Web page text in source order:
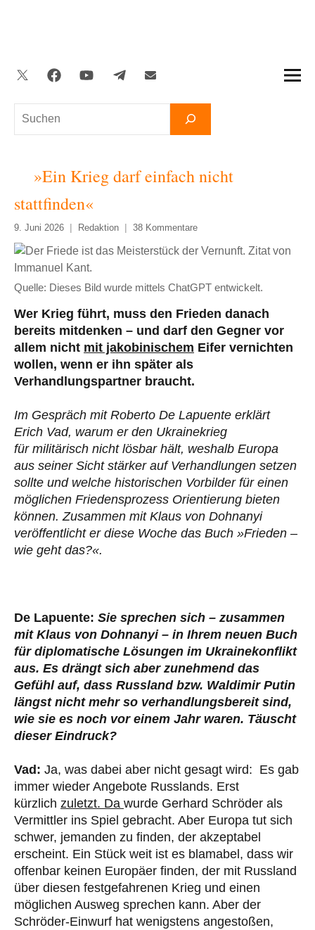
Suchen
Twitter FacebookYouTubeTelegramNewsletter
»Ein Krieg darf einfach nicht
stattfinden«
9. Juni 2026 Redaktion 38 Kommentare
Quelle: Dieses Bild wurde mittels ChatGPT entwickelt.
Wer Krieg führt, muss den Frieden danach
bereits mitdenken – und darf den Gegner vor
allem nicht mit jakobinischem Eifer vernichten
wollen, wenn er ihn später als
Verhandlungspartner braucht.
Im Gespräch mit Roberto De Lapuente erklärt
Erich Vad, warum er den Ukrainekrieg
für militärisch nicht lösbar hält, weshalb Europa
aus seiner Sicht stärker auf Verhandlungen setzen
sollte und welche historischen Vorbilder für einen
möglichen Friedensprozess Orientierung bieten
können. Zusammen mit Klaus von Dohnanyi
veröffentlicht er diese Woche das Buch »Frieden –
wie geht das?«.
De Lapuente: Sie sprechen sich – zusammen
mit Klaus von Dohnanyi – in Ihrem neuen Buch
für diplomatische Lösungen im Ukrainekonflikt
aus. Es drängt sich aber zunehmend das
Gefühl auf, dass Russland bzw. Waldimir Putin
längst nicht mehr so verhandlungsbereit sind,
wie sie es noch vor einem Jahr waren. Täuscht
dieser Eindruck?
Vad: Ja, was dabei aber nicht gesagt wird: Es gab
immer wieder Angebote Russlands. Erst
kürzlich zuletzt. Da wurde Gerhard Schröder als
Vermittler ins Spiel gebracht. Aber Europa tut sich
schwer, jemanden zu finden, der akzeptabel
erscheint. Ein Stück weit ist es blamabel, dass wir
offenbar keinen Europäer finden, der mit Russland
über diesen festgefahrenen Krieg und einen
möglichen Ausweg sprechen kann. Aber der
Schröder-Einwurf hat wenigstens angestoßen,